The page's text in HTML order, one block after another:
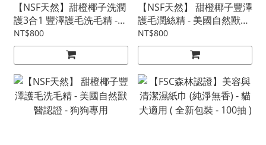
【NSF天然】甜橙椰子洗潤
護3合1 豐澤護毛洗毛精 -
美國自然獸醫認證 - 狗狗專
用
NT$800
【NSF天然】 甜橙椰子豐澤
護毛潤絲精 - 美國自然獸醫
認證 - 狗狗專用
NT$800